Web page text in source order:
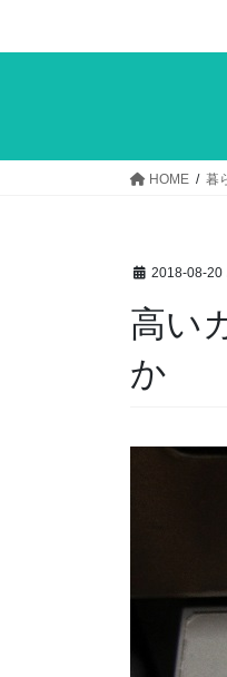
HOME 暮
2018-08-20
高い
か